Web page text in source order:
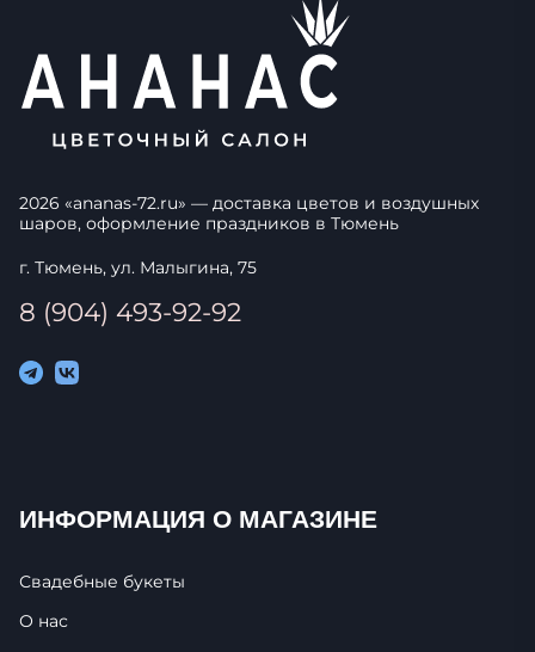
2026 «ananas-72.ru» — доставка цветов и воздушных
шаров, оформление праздников в Тюмень
г. Тюмень, ул. Малыгина, 75
8 (904) 493-92-92
ИНФОРМАЦИЯ О МАГАЗИНЕ
Свадебные букеты
О нас